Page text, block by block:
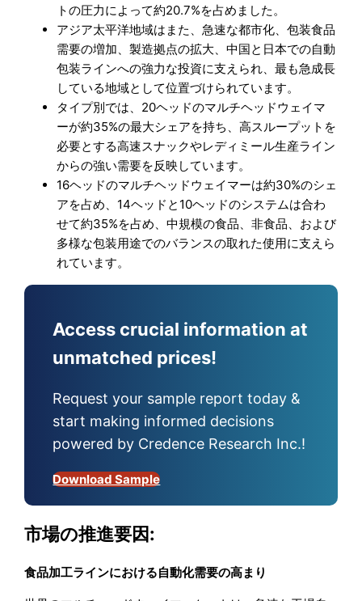
トの圧力によって約20.7%を占めました。
アジア太平洋地域はまた、急速な都市化、包装食品
需要の増加、製造拠点の拡大、中国と日本での自動
包装ラインへの強力な投資に支えられ、最も急成長
している地域として位置づけられています。
タイプ別では、20ヘッドのマルチヘッドウェイマ
ーが約35%の最大シェアを持ち、高スループットを
必要とする高速スナックやレディミール生産ライン
からの強い需要を反映しています。
16ヘッドのマルチヘッドウェイマーは約30%のシェ
アを占め、14ヘッドと10ヘッドのシステムは合わ
せて約35%を占め、中規模の食品、非食品、および
多様な包装用途でのバランスの取れた使用に支えら
れています。
Access crucial information at
unmatched prices!
Request your sample report today &
start making informed decisions
powered by Credence Research Inc.!
Download Sample
市場の推進要因:
食品加工ラインにおける自動化需要の高まり